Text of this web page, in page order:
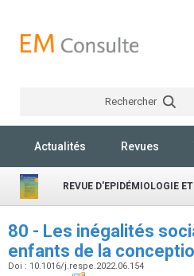
Rechercher
Actualités Revues
REVUE D'EPIDÉMIOLOGIE
80 - Les inégalités
enfants de la
Doi : 10.1016/j.respe.2022.06.154